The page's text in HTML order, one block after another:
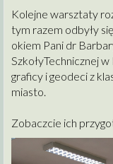
Kolejne warsztaty
tym razem odbyły
okiem Pani dr
SzkołyTechnicznej
graficy i geodeci z
miasto.
Zobaczcie ich